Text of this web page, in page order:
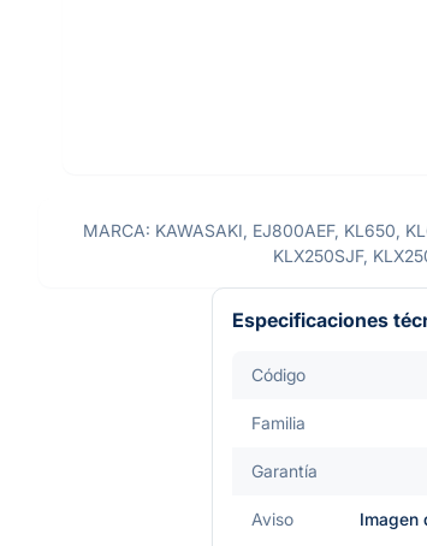
MARCA: KAWASAKI, EJ800AEF, KL650,
KLX250SJF,
Especificaciones
Código
Familia
Garantía
Aviso
Imagen